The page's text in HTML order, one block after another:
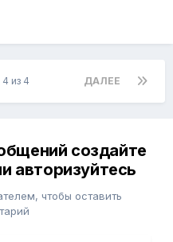
ДАЛЕЕ
из 4
создайте
авторизуйтесь
чтобы оставить